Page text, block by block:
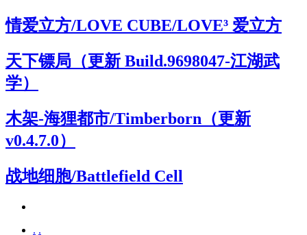
情爱立方/LOVE CUBE/LOVE³ 爱立方
天下镖局（更新 Build.9698047-江湖武
学）
木架-海狸都市/Timberborn（更新
v0.4.7.0）
战地细胞/Battlefield Cell
. .